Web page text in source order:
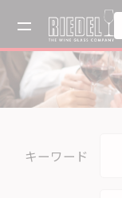
キーワード